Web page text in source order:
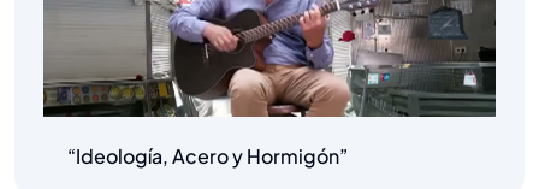
“Ideología, Acero y Hormigón”